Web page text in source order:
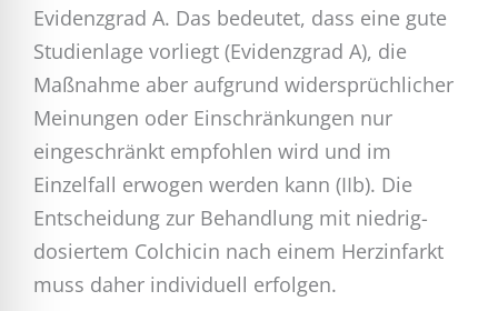
Evidenzgrad A. Das bedeutet, dass eine gute
Studienlage vorliegt (Evidenzgrad A), die
Maßnahme aber aufgrund widersprüchlicher
Meinungen oder Einschränkungen nur
eingeschränkt empfohlen wird und im
Einzelfall erwogen werden kann (IIb). Die
Entscheidung zur Behandlung mit niedrig-
dosiertem Colchicin nach einem Herzinfarkt
muss daher individuell erfolgen.